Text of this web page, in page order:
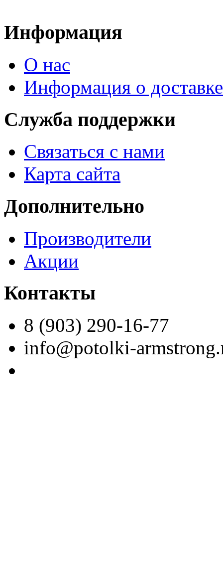
Информация
О нас
Информация о доставке
Служба поддержки
Связаться с нами
Карта сайта
Дополнительно
Производители
Акции
Контакты
8 (903) 290-16-77
info@potolki-